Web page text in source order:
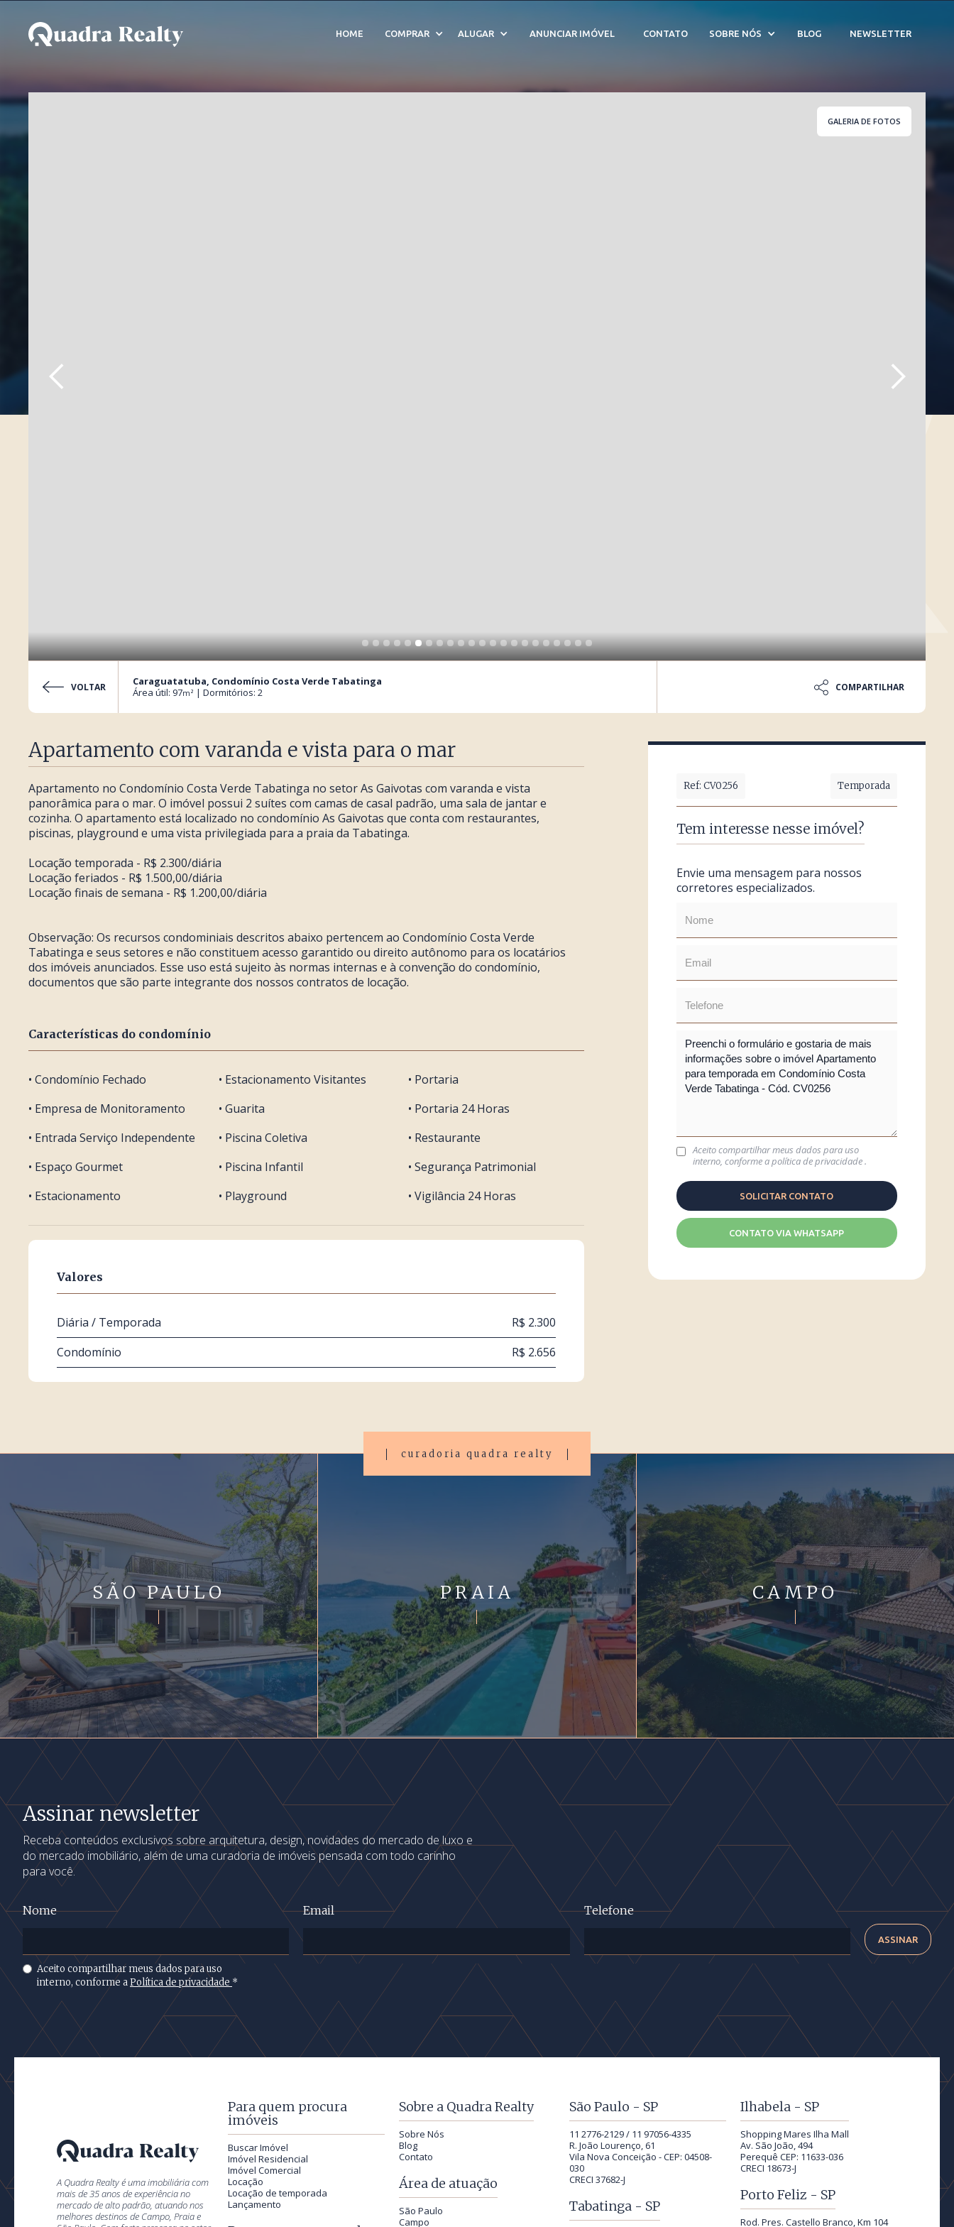
HOME COMPRAR ALUGAR ANUNCIAR IMÓVEL CONTATO SOBRE NÓS BLOG NEWSLETTER
Apartamento para temporada em Condomínio Costa Verde Tabatinga -
GALERIA DE FOTOS
VOLTAR
Caraguatatuba, Condomínio Costa Verde Tabatinga
Área útil: 97m² | Dormitórios: 2 COMPARTILHAR
Apartamento com varanda e vista para o mar
Apartamento no Condomínio Costa Verde Tabatinga no setor As Gaivotas com varanda e vista
panorâmica para o mar. O imóvel possui 2 suítes com camas de casal padrão, uma sala de jantar e
cozinha. O apartamento está localizado no condomínio As Gaivotas que conta com restaurantes,
piscinas, playground e uma vista privilegiada para a praia da Tabatinga.
Locação temporada - R$ 2.300/diária
Locação feriados - R$ 1.500,00/diária
Locação finais de semana - R$ 1.200,00/diária
Observação: Os recursos condominiais descritos abaixo pertencem ao Condomínio Costa Verde
Tabatinga e seus setores e não constituem acesso garantido ou direito autônomo para os locatários
dos imóveis anunciados. Esse uso está sujeito às normas internas e à convenção do condomínio,
documentos que são parte integrante dos nossos contratos de locação.
Características do condomínio
• Condomínio Fechado
• Empresa de Monitoramento
• Entrada Serviço Independente
• Espaço Gourmet
• Estacionamento
• Estacionamento Visitantes
• Guarita
• Piscina Coletiva
• Piscina Infantil
• Playground
• Portaria
• Portaria 24 Horas
• Restaurante
• Segurança Patrimonial
• Vigilância 24 Horas
Valores
Diária / Temporada
R$ 2.300
Condomínio
R$ 2.656
Ref: CV0256 Temporada
Tem interesse nesse imóvel?
Envie uma mensagem para nossos
corretores especializados.
Aceito compartilhar meus dados para uso
interno, conforme apolítica de privacidade.
CONTATO VIA WHATSAPP
curadoria quadra realty
SÃO PAULO PRAIA CAMPO
Assinar newsletter
Receba conteúdos exclusivos sobre arquitetura, design, novidades do mercado de luxo e
do mercado imobiliário, além de uma curadoria de imóveis pensada com todo carinho
para você.
Nome Email Telefone
Aceito compartilhar meus dados para uso
interno, conforme aPolítica de privacidade *
A Quadra Realty é uma imobiliária com
mais de 35 anos de experiência no
mercado de alto padrão, atuando nos
melhores destinos de Campo, Praia e
Para quem procura
imóveis
Buscar Imóvel
Imóvel Residencial
Imóvel Comercial
Locação
Locação de temporada
Lançamento
Sobre a Quadra Realty
Sobre Nós
Blog
Contato
Área de atuação
São Paulo
Campo
São Paulo - SP
11 2776-2129 / 11 97056-4335
R. João Lourenço, 61
Vila Nova Conceição - CEP: 04508-
030
CRECI 37682-J
Tabatinga - SP
Ilhabela - SP
Shopping Mares Ilha Mall
Av. São João, 494
Perequê CEP: 11633-036
CRECI 18673-J
Porto Feliz - SP
Rod. Pres. Castello Branco, Km 104